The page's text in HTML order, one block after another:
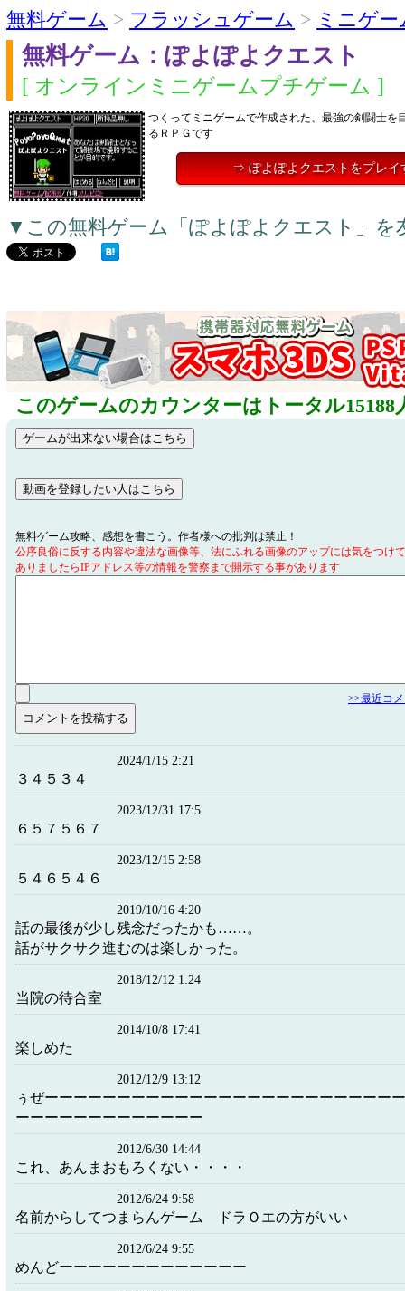
無料ゲーム > フラッシュゲーム > ミニゲー
無料ゲーム：ぽよぽよクエスト
[ オンラインミニゲームプチゲーム ]
つくってミニゲームで作成された、最強の剣闘士を
るＲＰＧです
⇒ ぽよぽよクエストをプレイ
▼この無料ゲーム「ぽよぽよクエスト」を
このゲームのカウンターはトータル15188
無料ゲーム攻略、感想を書こう。作者様への批判は禁止！
公序良俗に反する内容や違法な画像等、法にふれる画像のアップには気をつけ
ありましたらIPアドレス等の情報を警察まで開示する事があります
>>最近コ
2024/1/15 2:21
３４５３４
2023/12/31 17:5
６５７５６７
2023/12/15 2:58
５４６５４６
2019/10/16 4:20
話の最後が少し残念だったかも……。
話がサクサク進むのは楽しかった。
2018/12/12 1:24
当院の待合室
2014/10/8 17:41
楽しめた
2012/12/9 13:12
ぅぜーーーーーーーーーーーーーーーーーーーーーーーー
ーーーーーーーーーーーーー
2012/6/30 14:44
これ、あんまおもろくない・・・・
2012/6/24 9:58
名前からしてつまらんゲーム ドラＯエの方がいい
2012/6/24 9:55
めんどーーーーーーーーーーーーー